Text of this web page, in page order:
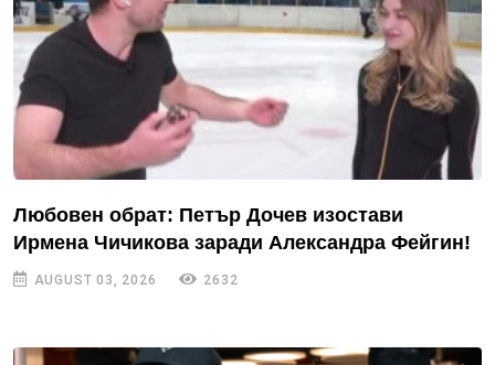
Любовен обрат: Петър Дочев изостави
Ирмена Чичикова заради Александра Фейгин!
AUGUST 03, 2026 2632